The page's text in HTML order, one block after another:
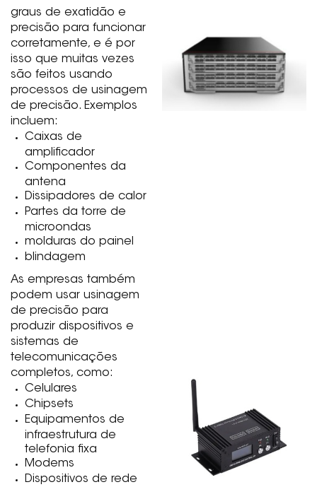
graus de exatidão e
precisão para funcionar
corretamente, e é por
isso que muitas vezes
são feitos usando
processos de usinagem
de precisão. Exemplos
incluem:
Caixas de
amplificador
Componentes da
antena
Dissipadores de calor
Partes da torre de
microondas
molduras do painel
blindagem
As empresas também
podem usar usinagem
de precisão para
produzir dispositivos e
sistemas de
telecomunicações
completos, como:
Celulares
Chipsets
Equipamentos de
infraestrutura de
telefonia fixa
Modems
Dispositivos de rede